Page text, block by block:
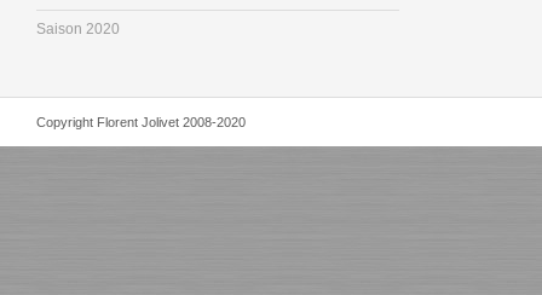
Saison 2020
Copyright Florent Jolivet 2008-2020